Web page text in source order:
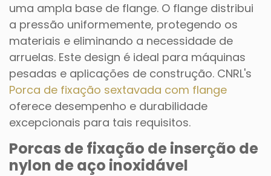
uma ampla base de flange. O flange distribui
a pressão uniformemente, protegendo os
materiais e eliminando a necessidade de
arruelas. Este design é ideal para máquinas
pesadas e aplicações de construção. CNRL's
Porca de fixação sextavada com flange
oferece desempenho e durabilidade
excepcionais para tais requisitos.
Porcas de fixação de inserção de
nylon de aço inoxidável